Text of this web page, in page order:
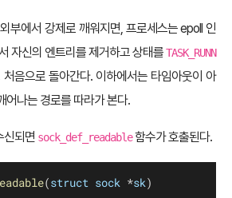
부에서 강제로 깨워지면, 프로세스는 epoll 인
자신의 엔트리를 제거하고 상태를TASK_RUNN
음으로 돌아간다. 이하에서는 타임아웃이 아
어나는 경로를 따라가 본다.
신되면 sock_def_readable함수가 호출된다.
(struct sock *sk)